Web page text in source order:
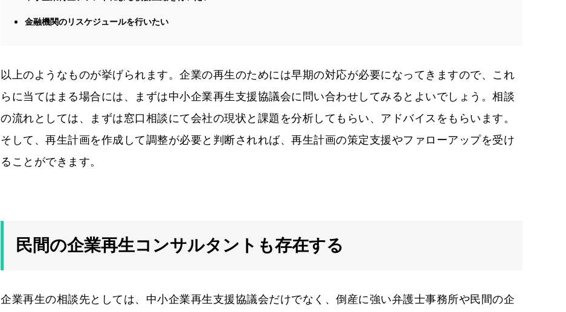
金融機関のリスケジュールを行いたい
以上のようなものが挙げられます。企業の再生のためには早期の対応が必要になってきますので、これ
らに当てはまる場合には、まずは中小企業再生支援協議会に問い合わせしてみるとよいでしょう。相談
の流れとしては、まずは窓口相談にて会社の現状と課題を分析してもらい、アドバイスをもらいます。
そして、再生計画を作成して調整が必要と判断されれば、再生計画の策定支援やファローアップを受け
ることができます。
民間の企業再生コンサルタントも存在する
企業再生の相談先としては、中小企業再生支援協議会だけでなく、倒産に強い弁護士事務所や民間の企